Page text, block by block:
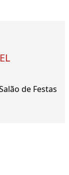
de Festas